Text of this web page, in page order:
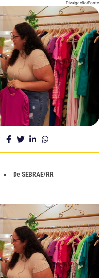
Divulgação/Fonte
DeSEBRAE/RR